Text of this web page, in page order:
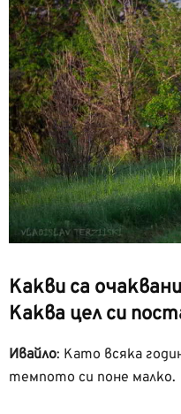
Какви са
Каква цел си п
Ивайло: Като всяка
темпото си поне малко.